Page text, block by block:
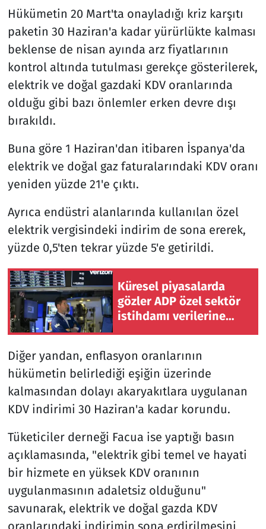
Hükümetin 20 Mart'ta onayladığı kriz karşıtı
paketin 30 Haziran'a kadar yürürlükte kalması
beklense de nisan ayında arz fiyatlarının
kontrol altında tutulması gerekçe gösterilerek,
elektrik ve doğal gazdaki KDV oranlarında
olduğu gibi bazı önlemler erken devre dışı
bırakıldı.
Buna göre 1 Haziran'dan itibaren İspanya'da
elektrik ve doğal gaz faturalarındaki KDV oranı
yeniden yüzde 21'e çıktı.
Ayrıca endüstri alanlarında kullanılan özel
elektrik vergisindeki indirim de sona ererek,
yüzde 0,5'ten tekrar yüzde 5'e getirildi.
Küresel piyasalarda
gözler ADP özel sektör
istihdamı verilerine
Diğer yandan, enflasyon oranlarının
hükümetin belirlediği eşiğin üzerinde
kalmasından dolayı akaryakıtlara uygulanan
KDV indirimi 30 Haziran'a kadar korundu.
Tüketiciler derneği Facua ise yaptığı basın
açıklamasında, "elektrik gibi temel ve hayati
bir hizmete en yüksek KDV oranının
uygulanmasının adaletsiz olduğunu"
savunarak, elektrik ve doğal gazda KDV
oranlarındaki indirimin sona erdirilmesini